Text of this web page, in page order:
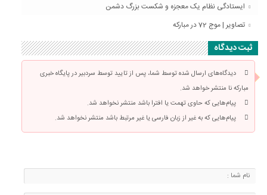
ایستادگی نظام یک معجزه و شکست بزرگ دشمن
تصاویر | موج 72 در مبارکه
ثبت دیدگاه
دیدگاه‌های ارسال شده توسط شما، پس از تایید توسط سردبیر در پایگاه خبری
مبارکه نا منتشر خواهد شد.
پیام‌هایی که حاوی تهمت یا افترا باشد منتشر نخواهد شد.
پیام‌هایی که به غیر از زبان فارسی یا غیر مرتبط باشد منتشر نخواهد شد.